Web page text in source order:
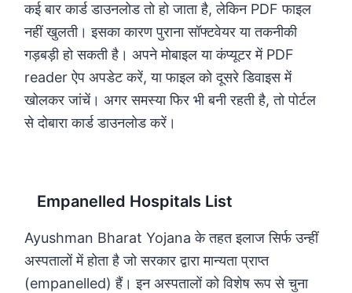
कई बार कार्ड डाउनलोड तो हो जाता है, लेकिन PDF फाइल
नहीं खुलती। इसका कारण पुराना सॉफ्टवेयर या तकनीकी
गड़बड़ी हो सकती है। अपने मोबाइल या कंप्यूटर में PDF
reader ऐप अपडेट करें, या फाइल को दूसरे डिवाइस में
खोलकर जांचें। अगर समस्या फिर भी बनी रहती है, तो पोर्टल
से दोबारा कार्ड डाउनलोड करें।
Empanelled Hospitals List
Ayushman Bharat Yojana के तहत इलाज सिर्फ उन्हीं
अस्पतालों में होता है जो सरकार द्वारा मान्यता प्राप्त
(empanelled) हैं। इन अस्पतालों को विशेष रूप से चुना